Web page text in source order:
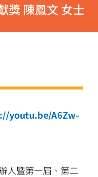
獎 陳鳳文 女士
youtu.be/A6Zw-
人暨第一屆、第二